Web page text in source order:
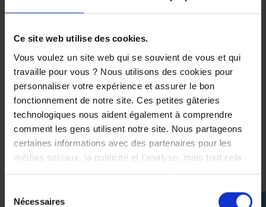
Ce site web utilise des cookies.
Vous voulez un site web qui se souvient de vous et qui
travaille pour vous ? Nous utilisons des cookies pour
personnaliser votre expérience et assurer le bon
fonctionnement de notre site. Ces petites gâteries
technologiques nous aident également à comprendre
comment les gens utilisent notre site. Nous partageons
certaines informations avec des partenaires pour les
médias sociaux, la publicité et l'analyse, mais tout cela
dans le but de rendre votre visite géniale !
Nécessaires
Affichage 1-3 de 3 article(s)